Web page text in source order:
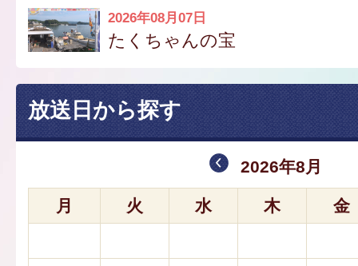
2026年08月07日
たくちゃんの宝
放送日から探す
2026年8月
月 火 水 木 金